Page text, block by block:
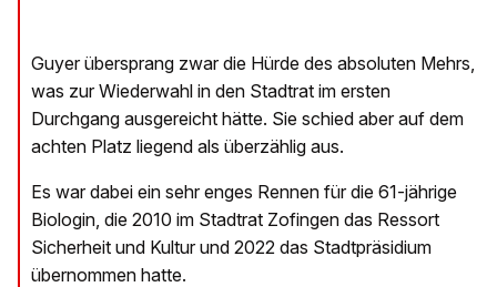
Guyer übersprang zwar die Hürde des absoluten Mehrs,
was zur Wiederwahl in den Stadtrat im ersten
Durchgang ausgereicht hätte. Sie schied aber auf dem
achten Platz liegend als überzählig aus.
Es war dabei ein sehr enges Rennen für die 61-jährige
Biologin, die 2010 im Stadtrat Zofingen das Ressort
Sicherheit und Kultur und 2022 das Stadtpräsidium
übernommen hatte.